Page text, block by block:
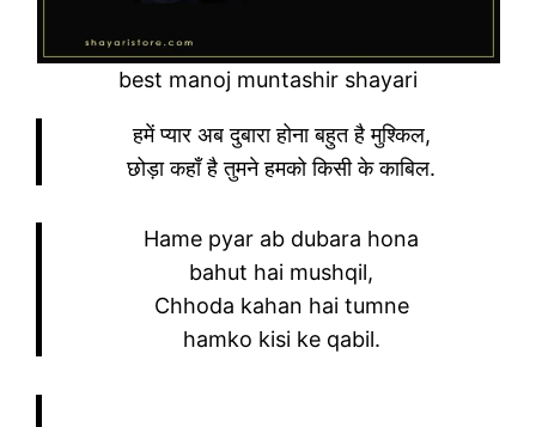
best manoj muntashir shayari
हमें प्यार अब दुबारा होना बहुत है मुश्किल,
छोड़ा कहाँ है तुमने हमको किसी के काबिल.
Hame pyar ab dubara hona
bahut hai mushqil,
Chhoda kahan hai tumne
hamko kisi ke qabil.